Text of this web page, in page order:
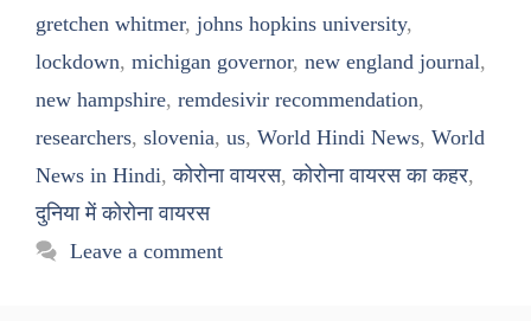
gretchen whitmer, johns hopkins university,
lockdown, michigan governor, new england journal,
new hampshire, remdesivir recommendation,
researchers, slovenia, us, World Hindi News, World
News in Hindi,कोरोना वायरस,कोरोना वायरस का कहर,
दुनिया में कोरोना वायरस
Leave a comment